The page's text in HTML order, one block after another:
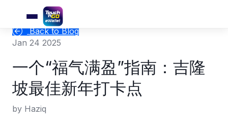
Back to Blog
Jan 24 2025
一个“福气满盈”指南：吉隆
坡最佳新年打卡点
by Haziq